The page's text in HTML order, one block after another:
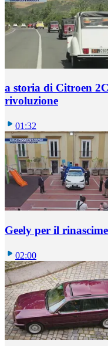
a storia di Citroen
rivoluzione
01:32
Geely per il
02:00